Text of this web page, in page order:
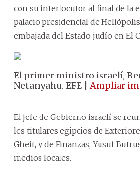
con su interlocutor al final de la
palacio presidencial de
embajada del Estado judío en El
El primer ministro israelí,
Netanyahu. EFE |Ampliar
El jefe de Gobierno israelí se
los titulares egipcios de
Gheit, y de Finanzas, Yusuf
medios locales.